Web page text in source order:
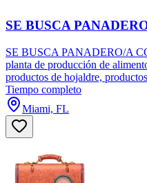
SE BUSCA
SE BUSCA PANADERO/A
planta de producción de
productos de hojaldre,
Tiempo completo
Miami, FL